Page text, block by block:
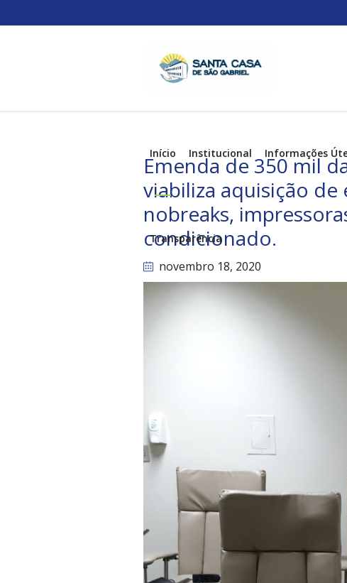
Início Institucional Informações
Transparência
Emenda de 350 mil
viabiliza aquisição
nobreaks,
condicionado.
novembro 18, 2020